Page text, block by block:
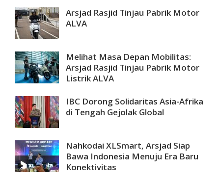
Arsjad Rasjid Tinjau Pabrik Motor
ALVA
Melihat Masa Depan Mobilitas:
Arsjad Rasjid Tinjau Pabrik Motor
Listrik ALVA
IBC Dorong Solidaritas Asia-Afrika
di Tengah Gejolak Global
Nahkodai XLSmart, Arsjad Siap
Bawa Indonesia Menuju Era Baru
Konektivitas